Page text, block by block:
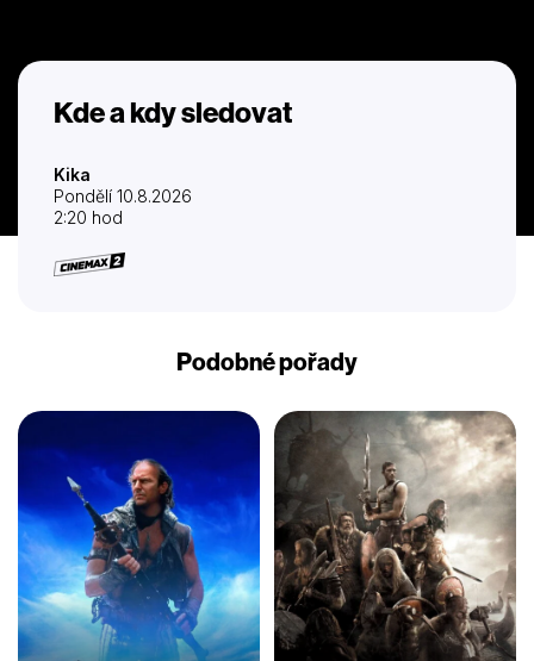
Kde a kdy sledovat
Kika
Pondělí 10.8.2026
2:20 hod
Podobné pořady